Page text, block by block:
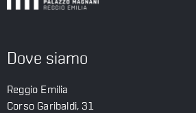
Dove siamo
Reggio Emilia
Corso Garibaldi, 31